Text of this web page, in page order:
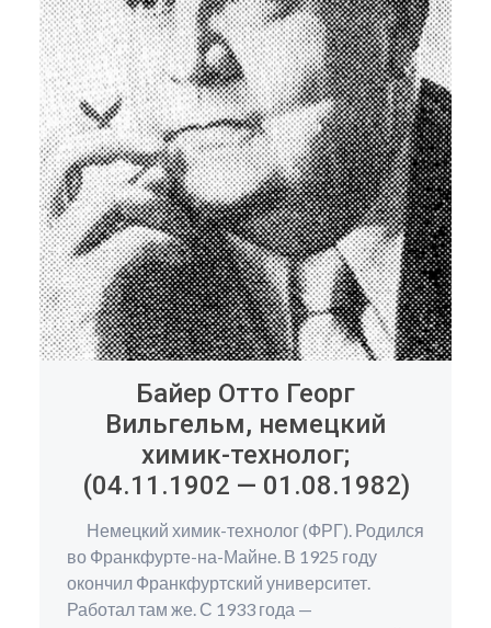
Байер Отто Георг
Вильгельм, немецкий
химик-технолог;
(04.11.1902 — 01.08.1982)
Немецкий химик-технолог (ФРГ). Родился
во Франкфурте-на-Майне. В 1925 году
окончил Франкфуртский университет.
Работал там же. С 1933 года —